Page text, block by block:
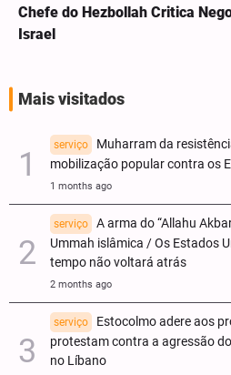
Chefe do Hezbollah Critica
Israel
Mais visitados
serviço
Muharram da
mobilização popular contra os
1 months ago
serviço
A arma do “Allahu
Ummah islâmica / Os Estados
tempo não voltará atrás
2 months ago
serviço
Estocolmo adere aos
protestam contra a agressão
no Líbano